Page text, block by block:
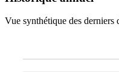
Vue synthétique des derniers